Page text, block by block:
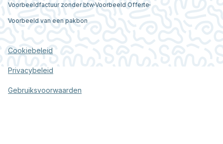
Voorbeeldfactuur zonder btwVoorbeeld Offerte
Voorbeeld van een pakbon
Cookiebeleid
Privacybeleid
Gebruiksvoorwaarden